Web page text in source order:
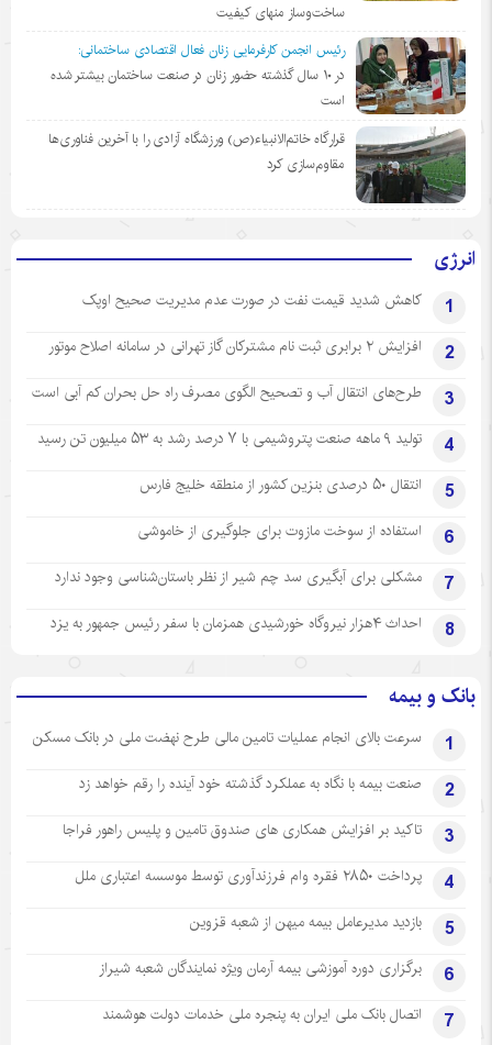
ساخت‌وساز منهای کیفیت
رئیس انجمن کارفرمایی زنان فعال اقتصادی ساختمانی:
در ١٠ سال گذشته حضور زنان در صنعت ساختمان بیشتر شده
است
قرارگاه خاتم‌الانبیاء(ص) ورزشگاه آزادی را با آخرین فناوری‌ها
مقاوم‌سازی کرد
انرژی
1 کاهش شدید قیمت نفت در صورت عدم مدیریت صحیح اوپک
2 افزایش ۲ برابری ثبت نام مشترکان گاز تهرانی‌ در سامانه اصلاح موتور
3 طرح‌های انتقال آب و تصحیح الگوی مصرف راه حل بحران کم آبی است
4 تولید ۹ ماهه صنعت پتروشیمی با ۷ درصد رشد به ۵۳ میلیون تن رسید
5 انتقال ۵۰ درصدی بنزین کشور از منطقه خلیج فارس
6 استفاده از سوخت مازوت برای جلوگیری از خاموشی
7 مشکلی برای آبگیری سد چم شیر از نظر باستان‌شناسی وجود ندارد
8 احداث ۴هزار نیروگاه خورشیدی همزمان با سفر رئیس جمهور به یزد
بانک و بیمه
1 سرعت بالای انجام عملیات تامین مالی طرح نهضت ملی در بانک مسکن
2 صنعت بیمه با نگاه به عملکرد گذشته خود آینده را رقم خواهد زد
3 تاکید بر افزایش همکاری های صندوق تامین و پلیس راهور فراجا
4 پرداخت ۲۸۵۰ فقره وام فرزندآوری توسط موسسه اعتباری ملل
5 بازدید مدیرعامل بیمه میهن از شعبه قزوین
6 برگزاری دوره آموزشی بیمه آرمان ویژه نمایندگان شعبه شیراز
7 اتصال بانک ملی ایران به پنجره ملی خدمات دولت هوشمند